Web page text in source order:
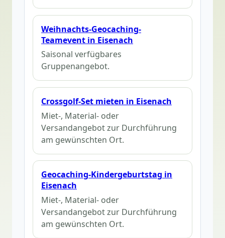
Weihnachts-Geocaching-
Teamevent in Eisenach
Saisonal verfügbares
Gruppenangebot.
Crossgolf-Set mieten in Eisenach
Miet-, Material- oder
Versandangebot zur Durchführung
am gewünschten Ort.
Geocaching-Kindergeburtstag in
Eisenach
Miet-, Material- oder
Versandangebot zur Durchführung
am gewünschten Ort.